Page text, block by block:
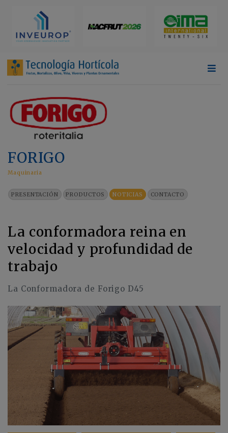
FORIGO
Maquinaria
PRESENTACIÓN PRODUCTOS NOTICIAS CONTACTO
La conformadora reina en
velocidad y profundidad de
trabajo
La Conformadora de Forigo D45